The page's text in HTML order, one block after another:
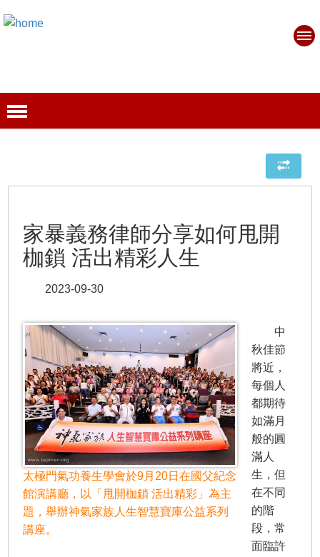
家暴義務律師分享如何甩開
枷鎖 活出精彩人生
2023-09-30
太極門氣功養生學會於9月20日在國父紀念
館演講廳，以「甩開枷鎖 活出精彩」為主
題，舉辦神氣家族人生智慧寶庫公益系列
講座。
中
秋佳節
將近，
每個人
都期待
如滿月
般的圓
滿人
生，但
在不同
的階
段，常
面臨許